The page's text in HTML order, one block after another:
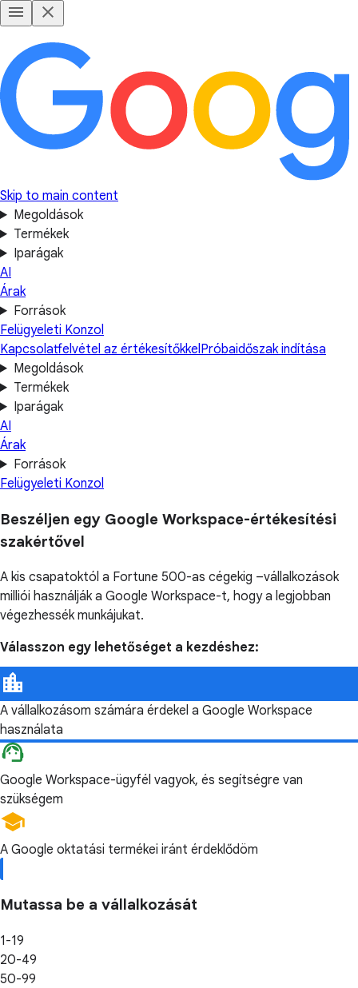
Skip to main content
Megoldások
Termékek
Iparágak
AI
Árak
Források
Felügyeleti Konzol
Kapcsolatfelvétel az értékesítőkkelPróbaidőszak indítása
Megoldások
Termékek
Iparágak
AI
Árak
Források
Felügyeleti Konzol
Beszéljen egy Google Workspace-értékesítési
szakértővel
A kis csapatoktól a Fortune 500-as cégekig –vállalkozások
milliói használják a Google Workspace-t, hogy a legjobban
végezhessék munkájukat.
Válasszon egy lehetőséget a kezdéshez:
A vállalkozásom számára érdekel a Google Workspace
használata
Google Workspace-ügyfél vagyok, és segítségre van
szükségem
A Google oktatási termékei iránt érdeklődöm
Mutassa be a vállalkozását
1-19
20-49
50-99